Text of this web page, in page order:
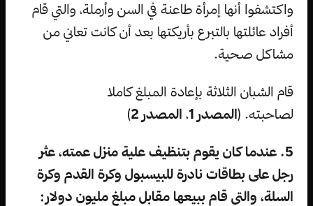
واكتشفوا أنها إمرأة طاعنة في السن وأرملة، والتي قام
أفراد عائلتها بالتبرع بأريكتها بعد أن كانت تعاني من
مشاكل صحية.
قام الشبان الثلاثة بإعادة المبلغ كاملا
لصاحبته. (المصدر 1 ، المصدر 2 )
5. عندما كان يقوم بتنظيف علية منزل عمته، عثر
رجل على بطاقات نادرة للبيسبول وكرة القدم وكرة
السلة، والتي قام ببيعها مقابل مبلغ مليون دولار: